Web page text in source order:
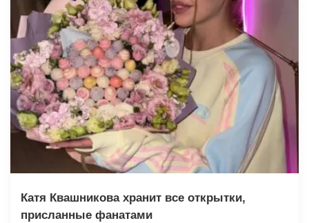
Катя Квашникова хранит все открытки,
присланные фанатами